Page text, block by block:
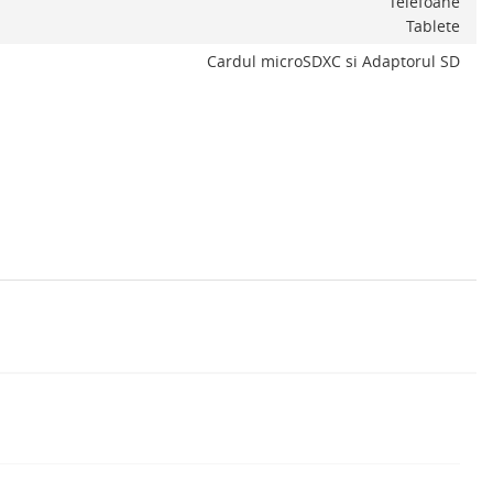
Tablete
Cardul microSDXC si Adaptorul SD